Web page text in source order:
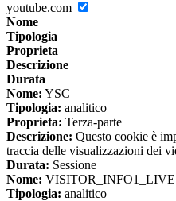
youtube.com
Nome
Tipologia
Proprieta
Descrizione
Durata
Nome: YSC
Tipologia: analitico
Proprieta: Terza-parte
Descrizione: Questo cookie è
traccia delle visualizzazioni dei
Durata: Sessione
Nome: VISITOR_INFO1_LIVE
Tipologia: analitico